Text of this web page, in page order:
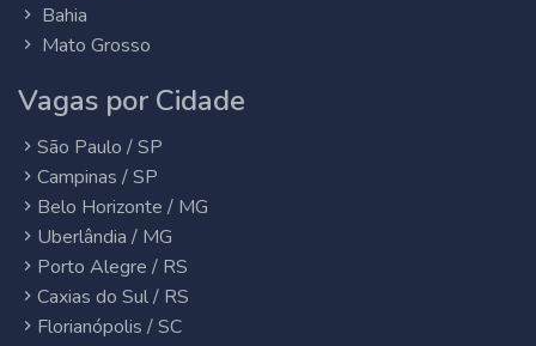
Bahia
Mato Grosso
Vagas por Cidade
São Paulo / SP
Campinas / SP
Belo Horizonte / MG
Uberlândia / MG
Porto Alegre / RS
Caxias do Sul / RS
Florianópolis / SC